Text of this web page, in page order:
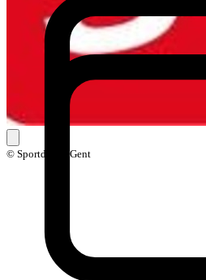
© Sportdienst Gent